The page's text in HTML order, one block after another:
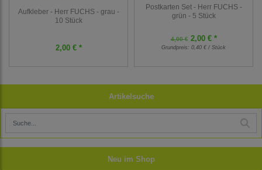
Artikelsuche
Neu im Shop
Aufkleber - Herr FUCHS - grau -
10 Stück
2,00 € *
Postkarten Set - Herr FUCHS -
grün - 5 Stück
4,00 €2,00 € *
Grundpreis: 0,40 € / Stück